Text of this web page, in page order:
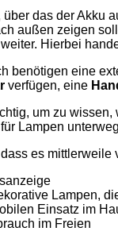
das der Akku
außen zeigen
Hierbei
benötigen eine
verfügen, eine
um zu
Lampen
es
Lampen,
Einsatz im
im Freien